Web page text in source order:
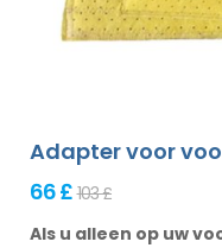
Adapter voor
66 £103 £
Als u alleen op uw